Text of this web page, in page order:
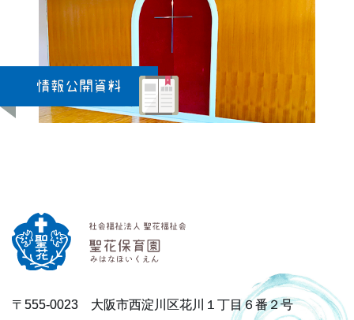
情報公開資料
〒555-0023 大阪市西淀川区花川１丁目６番２号